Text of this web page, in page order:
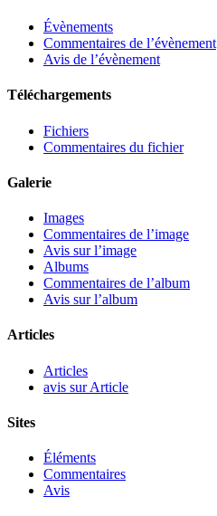
Évènements
Commentaires de l’évènement
Avis de l’évènement
Téléchargements
Fichiers
Commentaires du fichier
Galerie
Images
Commentaires de l’image
Avis sur l’image
Albums
Commentaires de l’album
Avis sur l’album
Articles
Articles
avis sur Article
Sites
Éléments
Commentaires
Avis